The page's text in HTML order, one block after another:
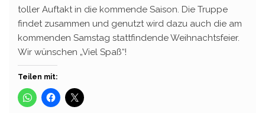
toller Auftakt in die kommende Saison. Die Truppe
findet zusammen und genutzt wird dazu auch die am
kommenden Samstag stattfindende Weihnachtsfeier.
Wir wünschen „Viel Spaß“!
Teilen mit: